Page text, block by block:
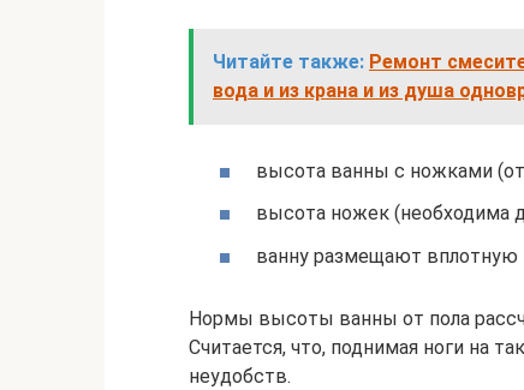
Читайте также: Ремонт
вода и из крана и из душа
высота ванны с ножками
высота ножек (необходима
ванну размещают вплотную
Нормы высоты ванны от пола
Считается, что, поднимая ноги на
неудобств.